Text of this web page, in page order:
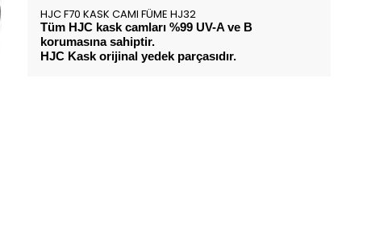
HJC F70 KASK CAMI FÜME HJ32
Tüm HJC kask camları %99 UV-A ve B
korumasına sahiptir.
HJC Kask orijinal yedek parçasıdır.